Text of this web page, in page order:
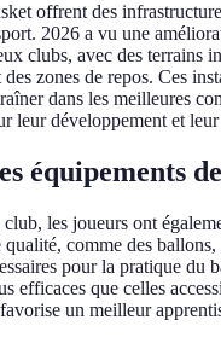
offrent des
2026 a vu une
clubs, avec des terrains
des zones de repos. Ces
dans les meilleures
leur développement et
équipements
les joueurs ont
qualité, comme des ballons,
pour la pratique du
efficaces que celles
un meilleur